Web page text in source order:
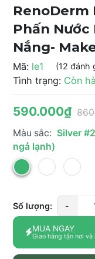
RenoDerm
Phấn Nước
Nắng-
Mã: le1 (12 đánh
Tình trạng: Còn
590.000₫
Màu sắc: Silver
ngả lạnh)
Số lượng: -
MUA NGAY
Giao hàng tận nơi